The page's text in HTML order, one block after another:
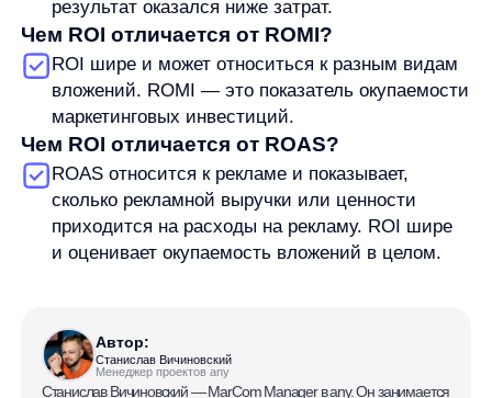
© ООО «Д Технолоджи», 2014-2026
Функциональные характеристики программного обеспечения
ПО распространяется в виде интернет-сервиса, специальные действия по